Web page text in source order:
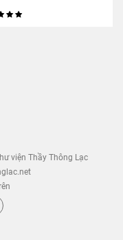
viện Thầy Thông Lạc